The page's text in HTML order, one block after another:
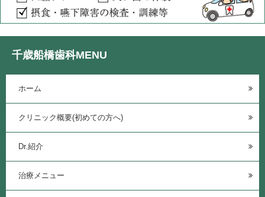
千歳船橋歯科MENU
ホーム
クリニック概要(初めての方へ)
Dr.紹介
治療メニュー